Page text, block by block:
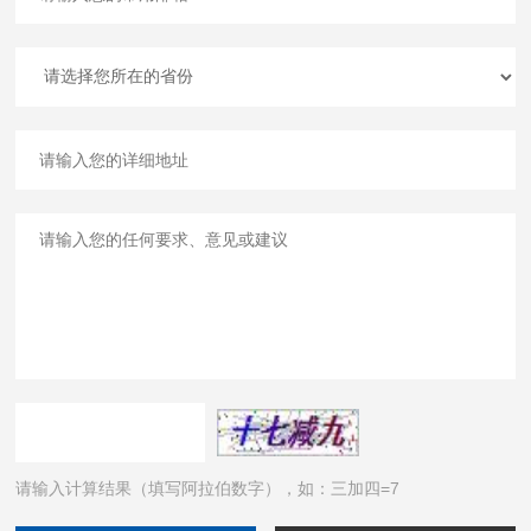
请输入计算结果（填写阿拉伯数字），如：三加四=7